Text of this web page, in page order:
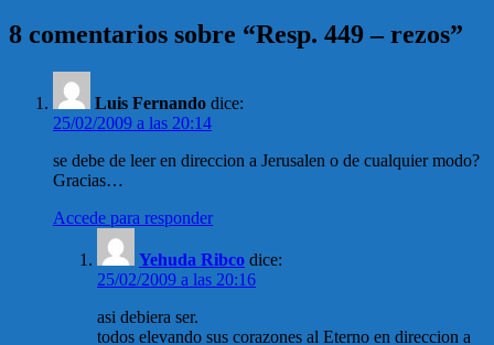
8 comentarios sobre “Resp. 449 – rezos”
Luis Fernando dice:
25/02/2009 a las 20:14
se debe de leer en direccion a Jerusalen o de cualquier modo?
Gracias…
Accede para responder
Yehuda Ribco dice:
25/02/2009 a las 20:16
asi debiera ser.
todos elevando sus corazones al Eterno en direccion a